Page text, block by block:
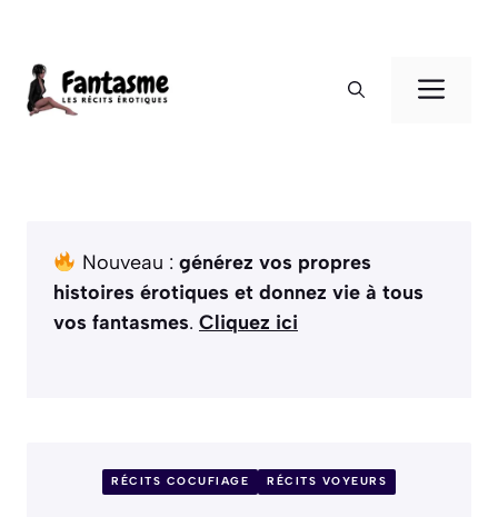
contenu
Nouveau : générez vos propres
histoires érotiques et donnez vie à tous
vos fantasmes. Cliquez ici
RÉCITS COCUFIAGE RÉCITS VOYEURS